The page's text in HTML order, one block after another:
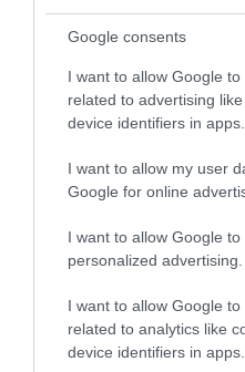
Google consents
I want to allow Google
related to advertising
device identifiers in apps.
I want to allow my user
Google for online
I want to allow Google to
personalized advertising.
I want to allow Google
related to analytics like
device identifiers in apps.
CONNEXION